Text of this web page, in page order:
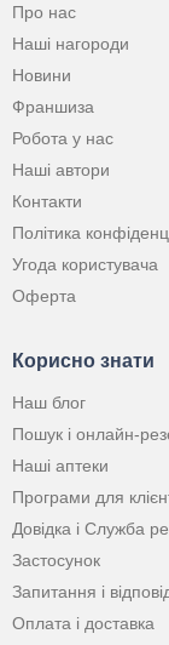
Про нас
Наші нагороди
Новини
Франшиза
Робота у нас
Наші автори
Контакти
Політика
Угода користувача
Оферта
Корисно знати
Наш блог
Пошук і онлайн-
Наші аптеки
Програми для
Довідка і Служба
Застосунок
Запитання і
Оплата і доставка